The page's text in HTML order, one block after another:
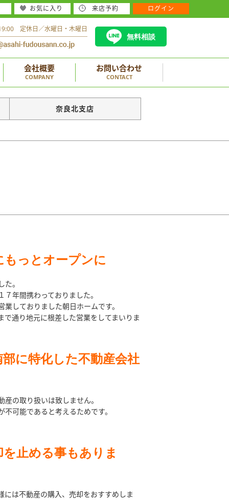
定休日／水曜日・木曜日
無料相談
会社概要
COMPANY
お問い合わせ
CONTACT
奈良北支店
っとオープンに
。
年間携わっておりました。
しておりました朝日ホームです。
通り地元に根差した営業をしてまいりま
に特化した不動産会社
の取り扱いは致しません。
可能であると考えるためです。
止める事もありま
は不動産の購入、売却をおすすめしま
お気に入り 来店予約 ログイン